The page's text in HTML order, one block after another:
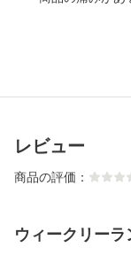
レビュー
商品の評価：
ウィークリーラ